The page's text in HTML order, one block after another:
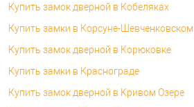
Купить замок дверной в Кобеляках
Купить замки в Корсуне-Шевченковском
Купить замок дверной в Корюковке
Купить замки в Краснограде
Купить замок дверной в Кривом Озере